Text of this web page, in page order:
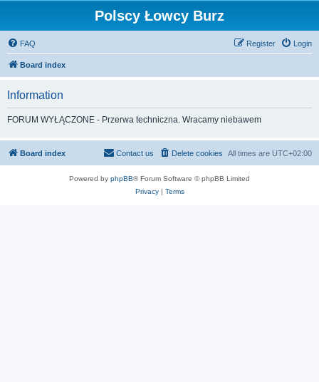
Polscy Łowcy Burz
FAQ Login
Register
Board index
Information
FORUM WYŁĄCZONE - Przerwa techniczna. Wracamy niebawem
Board index All times are UTC+02:00
Delete cookies
Contact us
Powered by phpBB® Forum Software © phpBB Limited
Privacy| Terms